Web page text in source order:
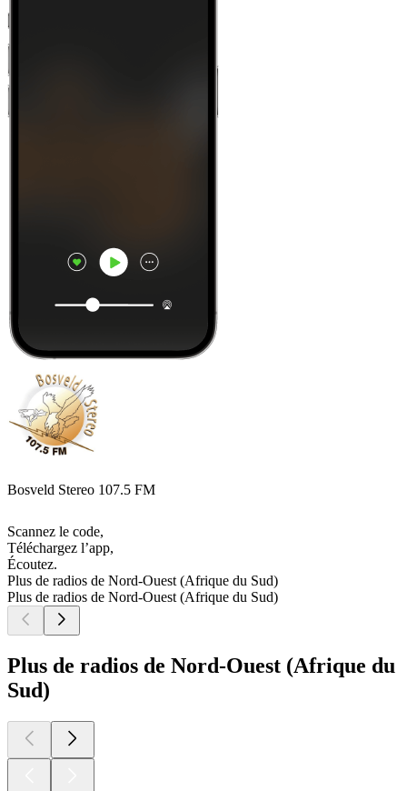
Bosveld Stereo 107.5 FM
Scannez le code,
Téléchargez l’app,
Écoutez.
Plus de radios de Nord-Ouest (Afrique du Sud)
Plus de radios de Nord-Ouest (Afrique du Sud)
Plus de radios de Nord-Ouest (Afrique du
Sud)